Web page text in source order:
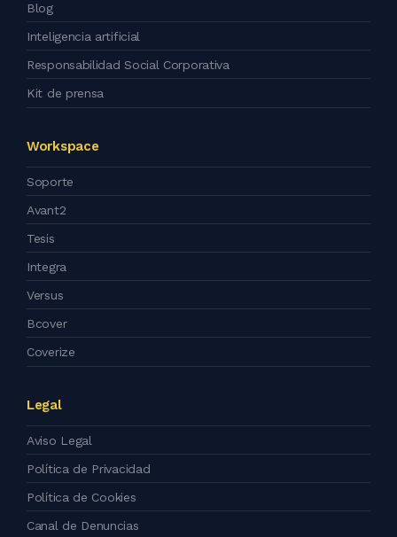
Blog
Inteligencia artificial
Responsabilidad Social Corporativa
Kit de prensa
Workspace
Soporte
Avant2
Tesis
Integra
Versus
Bcover
Coverize
Legal
Aviso Legal
Política de Privacidad
Política de Cookies
Canal de Denuncias